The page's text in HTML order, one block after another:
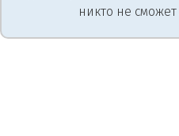
никто не сможет